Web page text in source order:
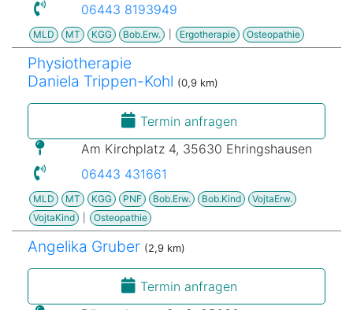
06443 8193949
MLD MT KGG Bob.Erw. Ergotherapie Osteopathie
Physiotherapie
Daniela Trippen-Kohl (0,9 km)
Termin anfragen
Am Kirchplatz 4, 35630 Ehringshausen
06443 431661
MLD MT KGG PNF Bob.Erw. Bob.Kind
VojtaErw.
VojtaKind
Osteopathie
Angelika Gruber (2,9 km)
Termin anfragen